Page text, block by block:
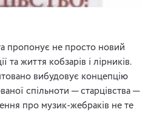
пропонує не просто новий
та життя кобзарів і лірників.
вибудовує концепцію
спільноти ─ старцівства ─
про музик-жебраків не те